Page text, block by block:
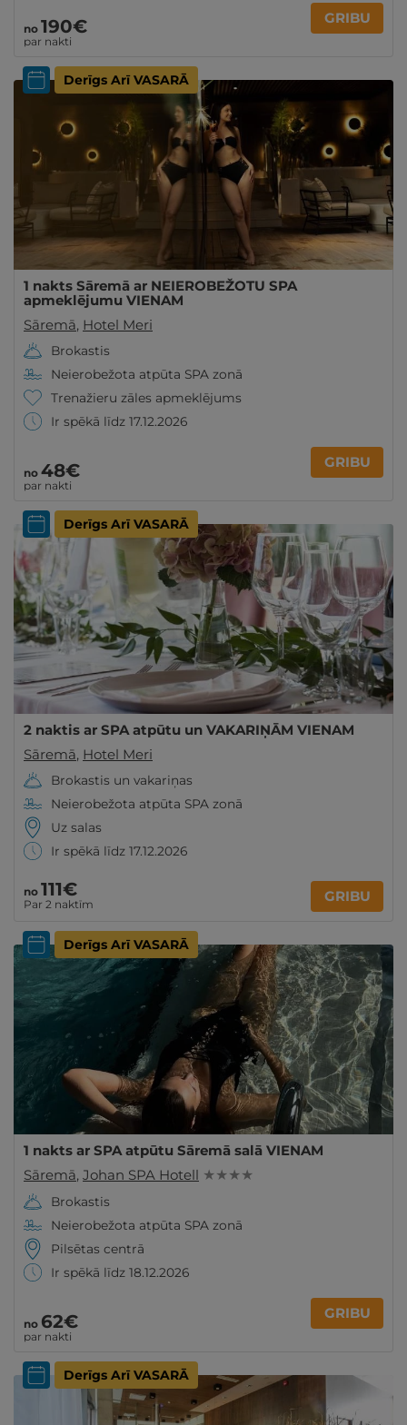
no 190€
par nakti
GRIBU
Derīgs Arī VASARĀ
1 nakts Sāremā ar NEIEROBEŽOTU SPA
apmeklējumu VIENAM
Sāremā, Hotel Meri
Brokastis
Neierobežota atpūta SPA zonā
Trenažieru zāles apmeklējums
Ir spēkā līdz 17.12.2026
no 48€
par nakti
GRIBU
Derīgs Arī VASARĀ
2 naktis ar SPA atpūtu un VAKARIŅĀM VIENAM
Sāremā, Hotel Meri
Brokastis un vakariņas
Neierobežota atpūta SPA zonā
Uz salas
Ir spēkā līdz 17.12.2026
no 111€
Par 2 naktīm GRIBU
Derīgs Arī VASARĀ
1 nakts ar SPA atpūtu Sāremā salā VIENAM
Sāremā, Johan SPA Hotell ★ ★ ★ ★
Brokastis
Neierobežota atpūta SPA zonā
Pilsētas centrā
Ir spēkā līdz 18.12.2026
no 62€
par nakti
GRIBU
Derīgs Arī VASARĀ